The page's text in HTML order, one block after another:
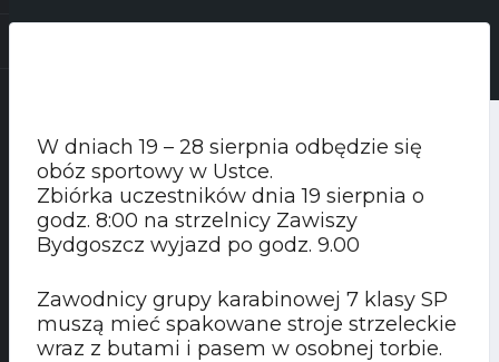
W dniach 19 – 28 sierpnia odbędzie się
obóz sportowy w Ustce.
Zbiórka uczestników dnia 19 sierpnia o
godz. 8:00 na strzelnicy Zawiszy
Bydgoszcz wyjazd po godz. 9.00
Zawodnicy grupy karabinowej 7 klasy SP
muszą mieć spakowane stroje strzeleckie
wraz z butami i pasem w osobnej torbie.